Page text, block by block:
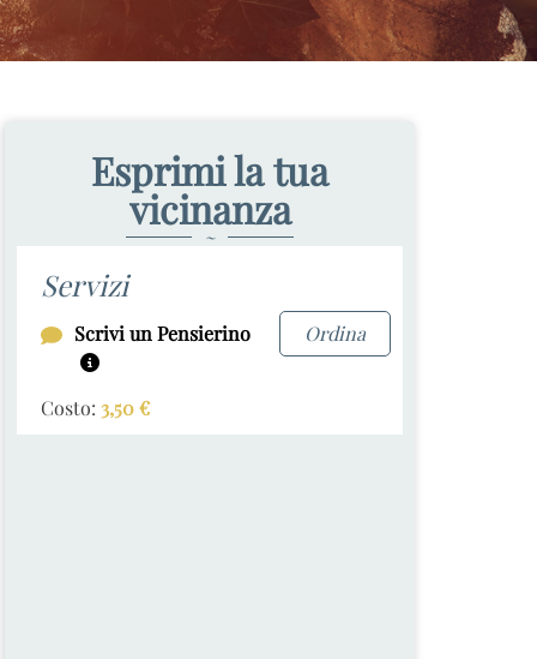
Esprimi la tua
vicinanza
~
Servizi
Scrivi un Pensierino Ordina
Costo: 3,50€